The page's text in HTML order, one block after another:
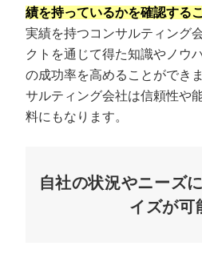
績を持っているかを確認する
実績を持つコンサルティング
クトを通じて得た知識やノウ
の成功率を高めることができ
サルティング会社は信頼性や
料にもなります。
自社の状況やニーズ
イズが可